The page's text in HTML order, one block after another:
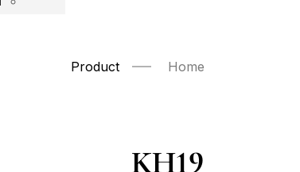
Home
Product
KH19